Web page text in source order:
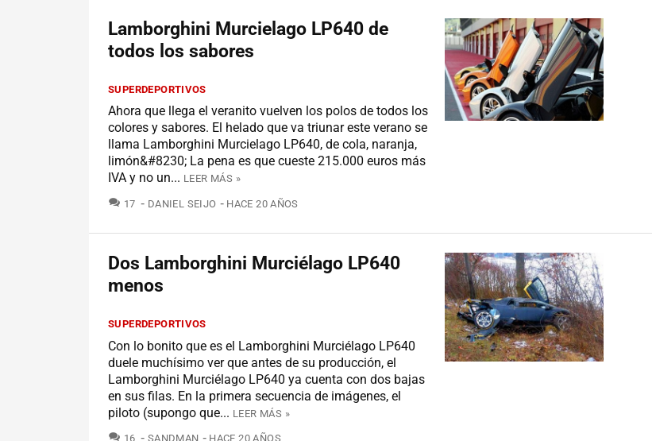
Lamborghini Murcielago LP640 de
todos los sabores
SUPERDEPORTIVOS
Ahora que llega el veranito vuelven los polos de todos los
colores y sabores. El helado que va triunar este verano se
llama Lamborghini Murcielago LP640, de cola, naranja,
limón&#8230; La pena es que cueste 215.000 euros más
IVA y no un... LEER MÁS »
17 COMENTARIOS
DANIEL SEIJO HACE 20 AÑOS
Dos Lamborghini Murciélago LP640
menos
SUPERDEPORTIVOS
Con lo bonito que es el Lamborghini Murciélago LP640
duele muchísimo ver que antes de su producción, el
Lamborghini Murciélago LP640 ya cuenta con dos bajas
en sus filas. En la primera secuencia de imágenes, el
piloto (supongo que... LEER MÁS »
16 COMENTARIOS
SANDMAN HACE 20 AÑOS